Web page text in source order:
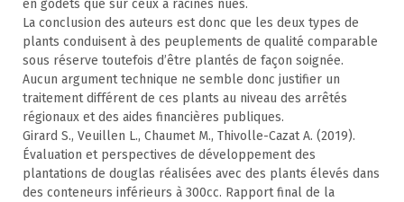
en godets que sur ceux à racines nues.
La conclusion des auteurs est donc que les deux types de
plants conduisent à des peuplements de qualité comparable
sous réserve toutefois d’être plantés de façon soignée.
Aucun argument technique ne semble donc justifier un
traitement différent de ces plants au niveau des arrêtés
régionaux et des aides financières publiques.
Girard S., Veuillen L., Chaumet M., Thivolle-Cazat A. (2019).
Évaluation et perspectives de développement des
plantations de douglas réalisées avec des plants élevés dans
des conteneurs inférieurs à 300cc. Rapport final de la